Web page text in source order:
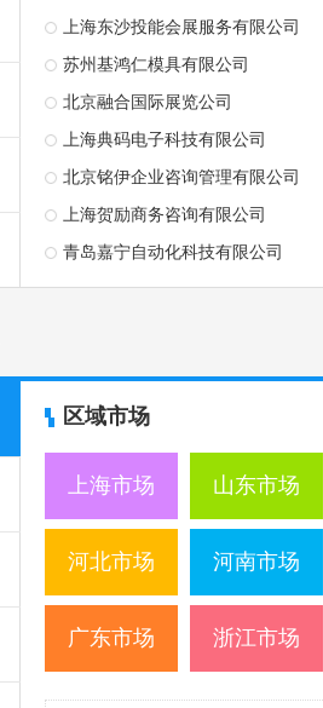
上海东沙投能会展服务有限公司
苏州基鸿仁模具有限公司
北京融合国际展览公司
上海典码电子科技有限公司
北京铭伊企业咨询管理有限公司
上海贺励商务咨询有限公司
青岛嘉宁自动化科技有限公司
区域市场
上海市场 山东市场
河北市场 河南市场
广东市场 浙江市场